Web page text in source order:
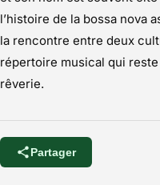
l’histoire de la bossa nova
la rencontre entre deux
répertoire musical qui
rêverie.
Partager